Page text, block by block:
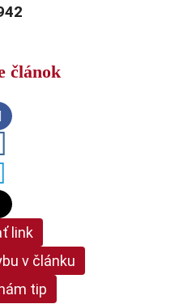
článok
link
v článku
tip